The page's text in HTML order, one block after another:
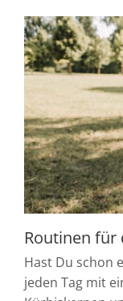
Routinen für
Hast Du schon
jeden Tag mit